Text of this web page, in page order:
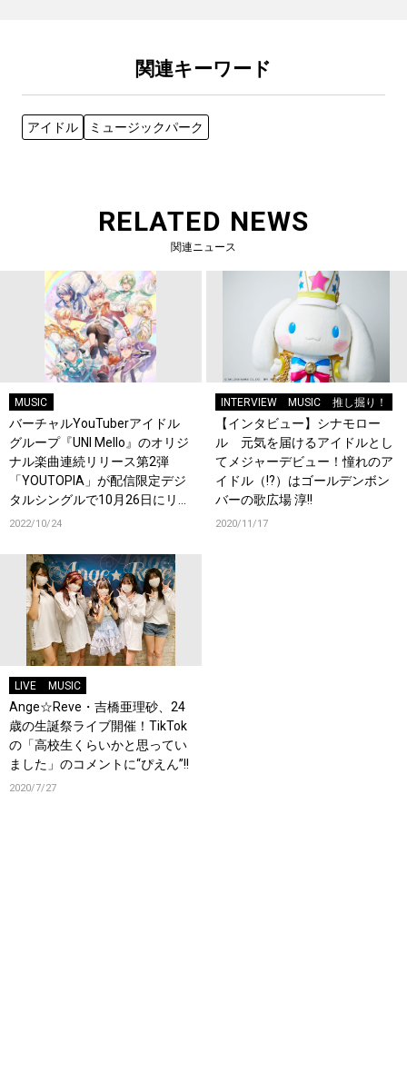
関連キーワード
アイドル ミュージックパーク
RELATED NEWS
関連ニュース
MUSIC
バーチャルYouTuberアイドル
グループ『UNI Mello』のオリジ
ナル楽曲連続リリース第2弾
「YOUTOPIA」が配信限定デジ
タルシングルで10月26日にリリ
ース！
2022/10/24
INTERVIEW MUSIC 推し掘り！
【インタビュー】シナモロー
ル 元気を届けるアイドルとし
てメジャーデビュー！憧れのア
イドル（!?）はゴールデンボン
バーの歌広場 淳!!
2020/11/17
LIVE MUSIC
Ange☆Reve・吉橋亜理砂、24
歳の生誕祭ライブ開催！TikTok
の「高校生くらいかと思ってい
ました」のコメントに“ぴえん”!!
2020/7/27